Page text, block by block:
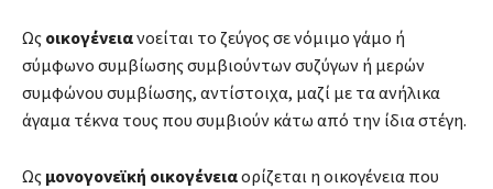
Ως οικογένειανοείται το ζεύγος σε νόμιμο γάμο ή
σύμφωνο συμβίωσης συμβιούντων συζύγων ή μερών
συμφώνου συμβίωσης, αντίστοιχα, μαζί με τα ανήλικα
άγαμα τέκνα τους που συμβιούν κάτω από την ίδια στέγη.
Ως μονογονεϊκή οικογένειαορίζεται η οικογένεια που